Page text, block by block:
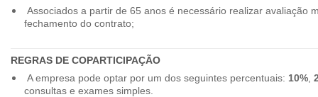
Associados a partir de 65 anos é necessário realizar avaliação
fechamento do contrato;
REGRAS DE COPARTICIPAÇÃO
A empresa pode optar por um dos seguintes percentuais: 10%,
consultas e exames simples.